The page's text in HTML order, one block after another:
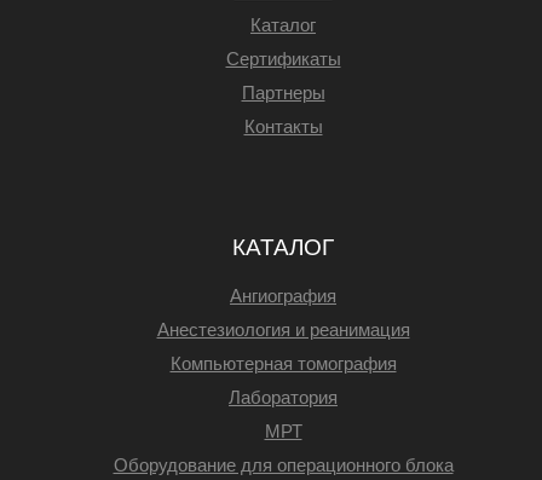
Каталог
Сертификаты
Партнеры
Контакты
КАТАЛОГ
Ангиография
Анестезиология и реанимация
Компьютерная томография
Лаборатория
МРТ
Оборудование для операционного блока